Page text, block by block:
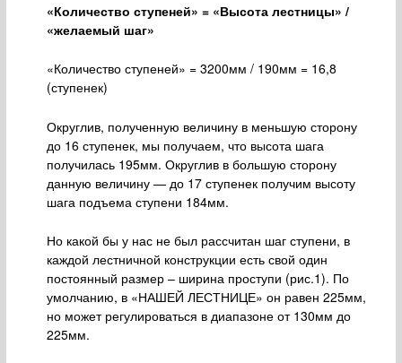
«Количество ступеней» = «Высота лестницы» /
«желаемый шаг»
«Количество ступеней» = 3200мм / 190мм = 16,8
(ступенек)
Округлив, полученную величину в меньшую сторону
до 16 ступенек, мы получаем, что высота шага
получилась 195мм. Округлив в большую сторону
данную величину — до 17 ступенек получим высоту
шага подъема ступени 184мм.
Но какой бы у нас не был рассчитан шаг ступени, в
каждой лестничной конструкции есть свой один
постоянный размер – ширина проступи (рис.1). По
умолчанию, в «НАШЕЙ ЛЕСТНИЦЕ» он равен 225мм,
но может регулироваться в диапазоне от 130мм до
225мм.